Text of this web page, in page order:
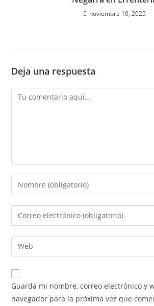
noviembre 10, 2025
Deja una respuesta
Comentario
Introduce
tu
nombre
de
usuario
para
comentar
Introduce
tu
dirección
de
electrónico
para
comentar
Introduce
la
URL
de
Guarda mi nombre, correo electrónico y
navegador para la próxima vez que